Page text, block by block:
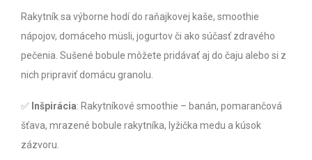
Rakytník sa výborne hodí do raňajkovej kaše, smoothie
nápojov, domáceho müsli, jogurtov či ako súčasť zdravého
pečenia. Sušené bobule môžete pridávať aj do čaju alebo si z
nich pripraviť domácu granolu.
✅ Inšpirácia: Rakytníkové smoothie – banán, pomarančová
šťava, mrazené bobule rakytníka, lyžička medu a kúsok
zázvoru.